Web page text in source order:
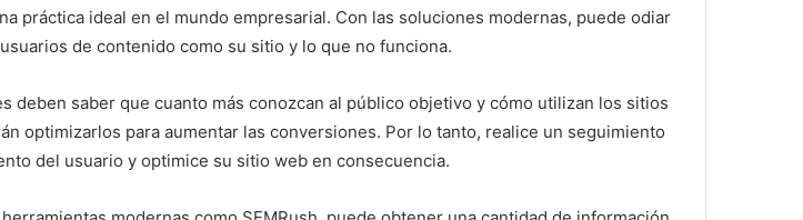
práctica ideal en el mundo empresarial. Con las soluciones modernas, puede odiar
de contenido como su sitio y lo que no funciona.
deben saber que cuanto más conozcan al público objetivo y cómo utilizan los sitios
optimizarlos para aumentar las conversiones. Por lo tanto, realice un seguimiento
del usuario y optimice su sitio web en consecuencia.